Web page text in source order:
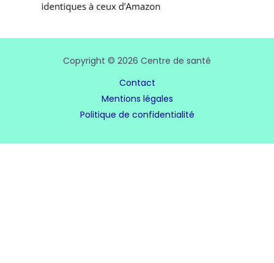
Copyright © 2026 Centre de santé
Contact
Mentions légales
Politique de confidentialité